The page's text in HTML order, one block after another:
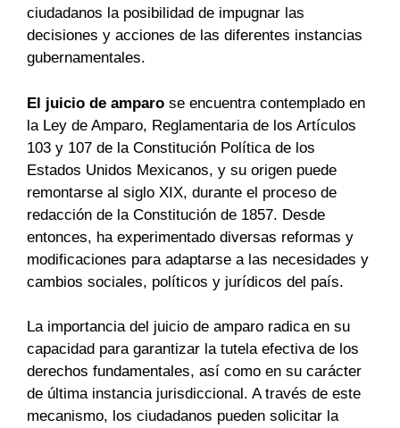
ciudadanos la posibilidad de impugnar las
decisiones y acciones de las diferentes instancias
gubernamentales.
El juicio de amparo se encuentra contemplado en
la Ley de Amparo, Reglamentaria de los Artículos
103 y 107 de la Constitución Política de los
Estados Unidos Mexicanos, y su origen puede
remontarse al siglo XIX, durante el proceso de
redacción de la Constitución de 1857. Desde
entonces, ha experimentado diversas reformas y
modificaciones para adaptarse a las necesidades y
cambios sociales, políticos y jurídicos del país.
La importancia del juicio de amparo radica en su
capacidad para garantizar la tutela efectiva de los
derechos fundamentales, así como en su carácter
de última instancia jurisdiccional. A través de este
mecanismo, los ciudadanos pueden solicitar la